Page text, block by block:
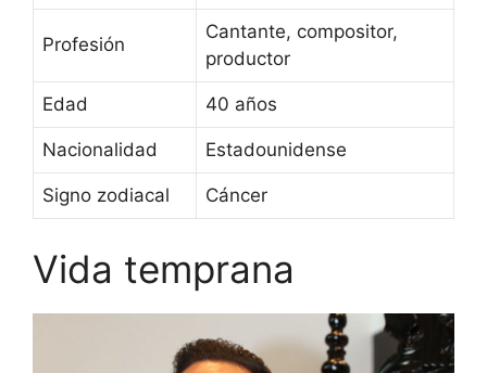
Profesión
Cantante, compositor,
productor
Edad 40 años
Nacionalidad Estadounidense
Signo zodiacal Cáncer
Vida temprana